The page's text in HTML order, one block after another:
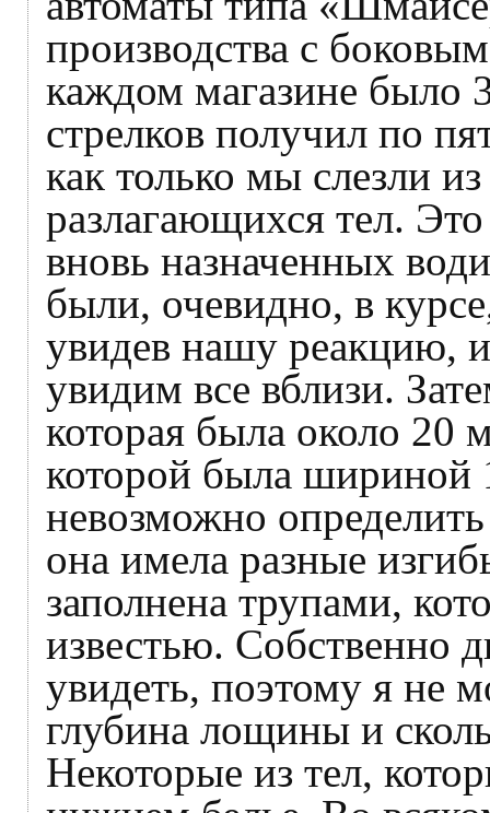
производства с
каждом магазине было
стрелков получил по
как только мы слезли
разлагающихся тел.
вновь назначенных
были, очевидно, в
увидев нашу реакцию,
увидим все вблизи.
которая была около 20
которой была шириной
невозможно
она имела разные
заполнена трупами,
известью. Собственно
увидеть, поэтому я не
глубина лощины и
Некоторые из тел,